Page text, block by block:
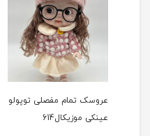
عروسک تمام مفصلی توپولو
عینکی موزیکال614